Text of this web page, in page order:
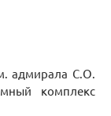
адмирала С.О.
комплекс